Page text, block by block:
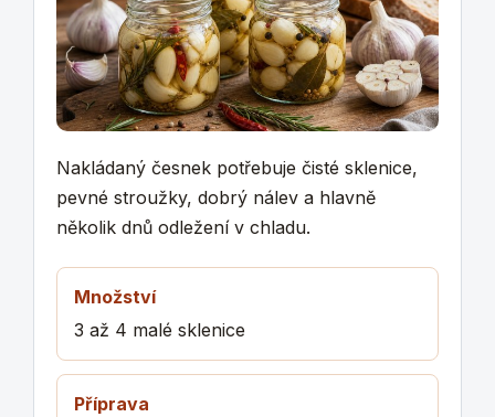
Nakládaný česnek potřebuje čisté sklenice,
pevné stroužky, dobrý nálev a hlavně
několik dnů odležení v chladu.
Množství
3 až 4 malé sklenice
Příprava